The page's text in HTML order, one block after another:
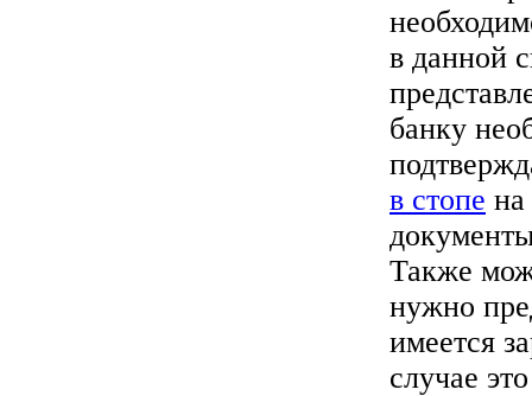
в данной
банку
в стопе на
Также
нужно
имеется
случае